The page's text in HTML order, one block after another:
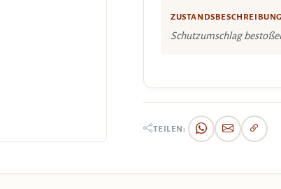
ZUSTANDSBESCHREIBUNG
Schutzumschlag
TEILEN: